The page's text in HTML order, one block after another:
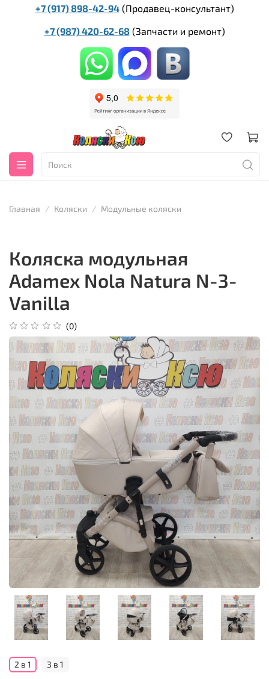
+7 (917) 898-42-94(Продавец-консультант)
+7 (987) 420-62-68 (Запчасти и ремонт)
Главная Коляски Модульные коляски
Коляска модульная
Adamex Nola Natura N-3-
Vanilla
(0)
2 в 1 3 в 1